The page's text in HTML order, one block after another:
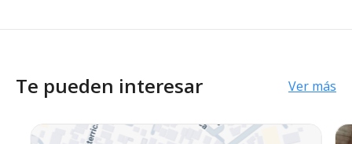
Te pueden interesar Ver más